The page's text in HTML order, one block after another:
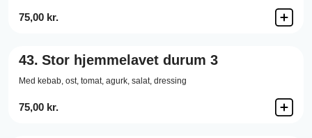
75,00 kr.
43. Stor hjemmelavet durum 3
Med kebab, ost, tomat, agurk, salat, dressing
75,00 kr.